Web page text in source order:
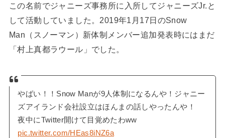
この名前でジャニーズ事務所に入所してジャニーズJr.と
して活動していました。2019年1月17日のSnow
Man（スノーマン）新体制メンバー追加発表時にはまだ
「村上真都ラウール」でした。
やばい！！Snow Manが9人体制になるんや！ジャニー
ズアイランド会社設立はほんまの話しやったんや！
夜中にTwitter開けて目覚めたわww
pic.twitter.com/HEas8iNZ6a